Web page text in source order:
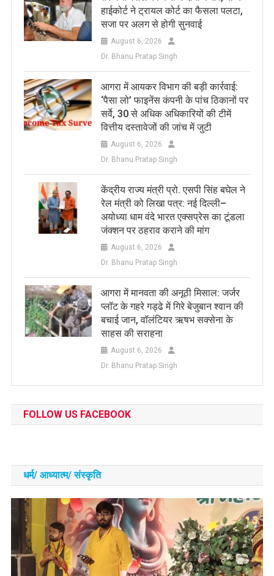
हाईकोर्ट ने ट्रायल कोर्ट का फैसला पलटा,
सजा पर अलग से होगी सुनवाई
August 6, 2026
Dr. Bhanu Pratap Singh
आगरा में आयकर विभाग की बड़ी कार्रवाई:
‘पैसा लो’ फाइनेंस कंपनी के पांच ठिकानों पर
सर्वे, 30 से अधिक अधिकारियों की टीमें
वित्तीय दस्तावेजों की जांच में जुटी
August 6, 2026
Dr. Bhanu Pratap Singh
केंद्रीय राज्य मंत्री प्रो. एसपी सिंह बघेल ने
रेल मंत्री को लिखा पत्र: नई दिल्ली–
अयोध्या धाम वंदे भारत एक्सप्रेस का टूंडला
जंक्शन पर ठहराव कराने की मांग
August 6, 2026
Dr. Bhanu Pratap Singh
आगरा में मानवता की अनूठी मिसाल: जर्जर
प्लॉट के गहरे गड्ढे में गिरे बेजुबान श्वान की
बचाई जान, वॉलंटियर ऋषभ सक्सेना के
साहस की सराहना
August 6, 2026
Dr. Bhanu Pratap Singh
FOLLOW US FACEBOOK
धर्म/ आध्‍यात्‍म/ संस्‍कृति